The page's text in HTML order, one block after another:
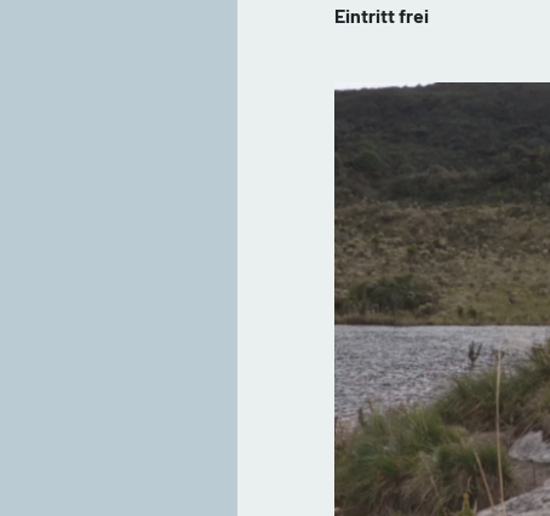
Eintritt frei